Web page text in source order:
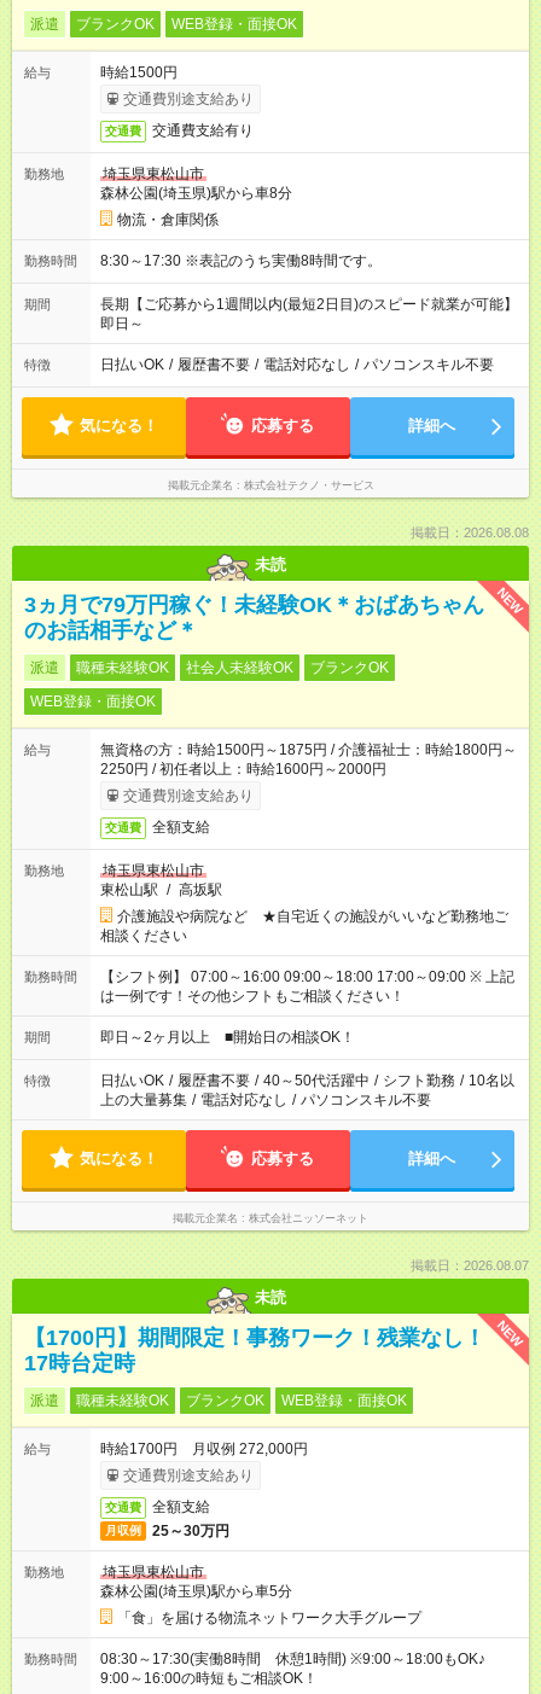
派遣 ブランクOK WEB登録・面接OK
給与
時給1500円
交通費別途支給あり
交通費 交通費支給有り
勤務地
埼玉県東松山市
森林公園(埼玉県)駅から車8分
物流・倉庫関係
勤務時間 8:30～17:30 ※表記のうち実働8時間です。
期間
長期【ご応募から1週間以内(最短2日目)のスピード就業が可能】
即日～
特徴 日払いOK / 履歴書不要 / 電話対応なし / パソコンスキル不要
気になる！ 応募する 詳細へ
掲載元企業名 株式会社テクノ・サービス
掲載日：2026.08.08
未読
NEW
3ヵ月で79万円稼ぐ！未経験OK＊おばあちゃん
のお話相手など＊
派遣 職種未経験OK 社会人未経験OK
ブランクOK
WEB登録・面接OK
給与
無資格の方：時給1500円～1875円 / 介護福祉士：時給1800円～
2250円 / 初任者以上：時給1600円～2000円
交通費別途支給あり
交通費 全額支給
勤務地
埼玉県東松山市
東松山駅 / 高坂駅
介護施設や病院など ★自宅近くの施設がいいなど勤務地ご
相談ください
勤務時間
【シフト例】 07:00～16:00 09:00～18:00 17:00～09:00 ※ 上記
は一例です！その他シフトもご相談ください！
期間 即日～2ヶ月以上 ■開始日の相談OK！
特徴 日払いOK / 履歴書不要 / 40～50代活躍中 / シフト勤務 / 10名以
上の大量募集 / 電話対応なし / パソコンスキル不要
気になる！ 応募する 詳細へ
掲載元企業名 株式会社ニッソーネット
掲載日：2026.08.07
未読
NEW
【1700円】期間限定！事務ワーク！残業なし！
17時台定時
派遣 職種未経験OK ブランクOK WEB登録・面接OK
給与
時給1700円 月収例 272,000円
交通費別途支給あり
交通費 全額支給
月収例 25～30万円
勤務地
埼玉県東松山市
森林公園(埼玉県)駅から車5分
「食」を届ける物流ネットワーク大手グループ
勤務時間
08:30～17:30(実働8時間 休憩1時間) ※9:00～18:00もOK♪
9:00～16:00の時短もご相談OK！